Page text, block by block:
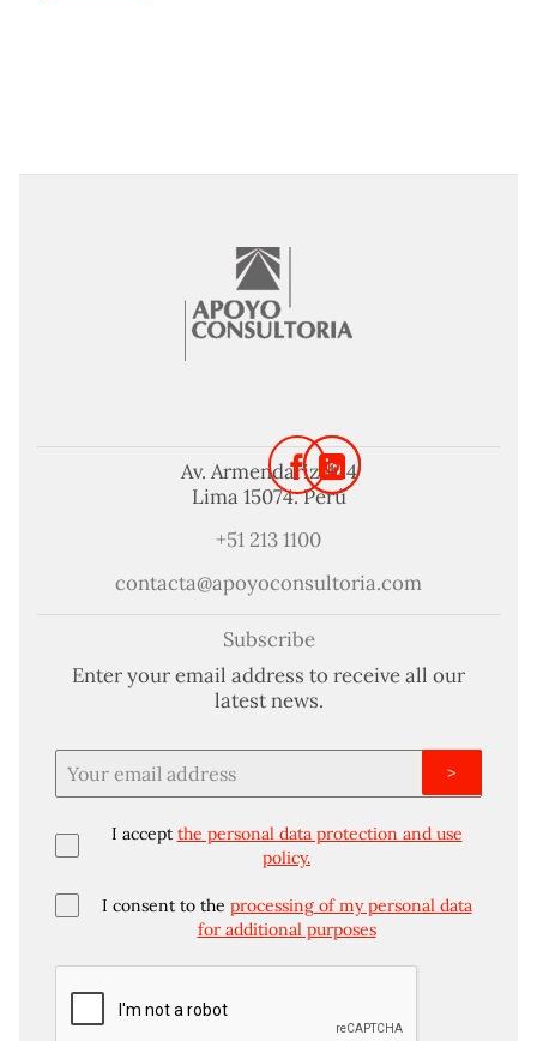
Av. Armendariz 424
Lima 15074. Perú
+51 213 1100
contacta@apoyoconsultoria.com
Subscribe
Enter your email address to receive all our
latest news.
I accept the personal data protection and use
policy.
I consent to the processing of my personal data
for additional purposes
>